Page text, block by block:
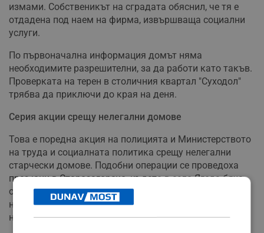
измами. Собственикът на сградата обяснил, че тя е
отдадена под наем на фирма, извършваща социални
услуги.
По първоначална информация домът няма
необходимите разрешителни, за да работи като такъв.
Проверката на терен в столичния квартал "Суходол"
трябва да приключи до края на деня.
Серия акции срещу нелегални домове
Това е поредна акция на полицията и Министерството
на труда и социалната политика срещу нелегални
старчески домове. Подобни операции се проведоха
през юни в Старозагорско, където в село Ягода бяха
освободени 75 възрастни хора, държани при
нечовешки условия. Власите нарекоха мястото "дом
на ужасите".